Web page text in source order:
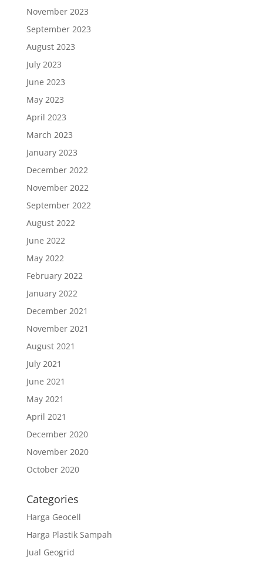
November 2023
September 2023
August 2023
July 2023
June 2023
May 2023
April 2023
March 2023
January 2023
December 2022
November 2022
September 2022
August 2022
June 2022
May 2022
February 2022
January 2022
December 2021
November 2021
August 2021
July 2021
June 2021
May 2021
April 2021
December 2020
November 2020
October 2020
Categories
Harga Geocell
Harga Plastik Sampah
Jual Geogrid